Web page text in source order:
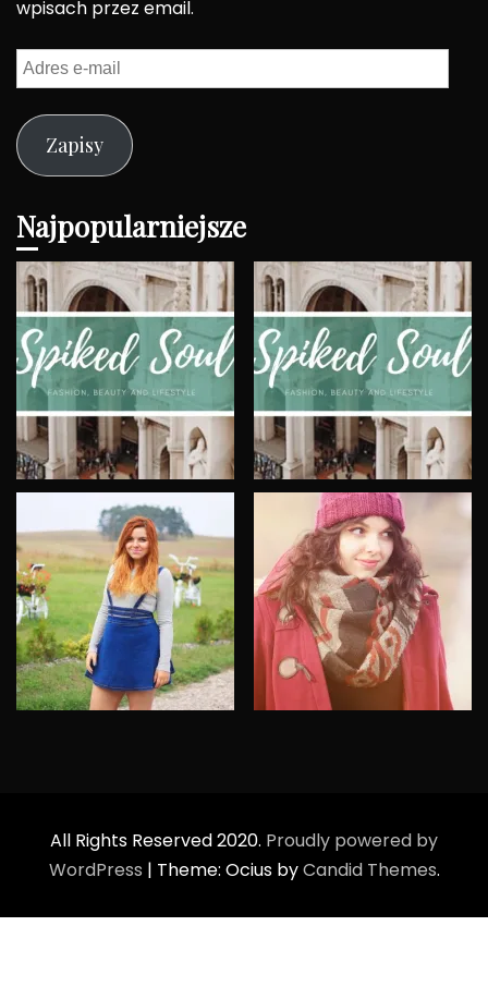
wpisach przez email.
Adres
e-
mail
Zapisy
Najpopularniejsze
All Rights Reserved 2020. Proudly powered by
WordPress | Theme: Ocius byCandid Themes.